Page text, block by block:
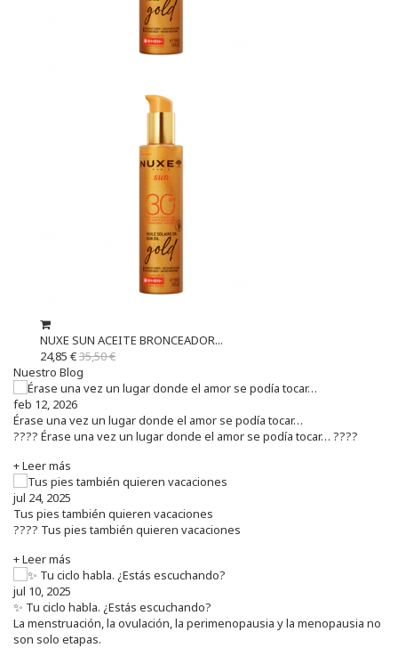
NUXE SUN ACEITE BRONCEADOR...
24,85 €35,50 €
Nuestro Blog
feb 12, 2026
Érase una vez un lugar donde el amor se podía tocar…
???? Érase una vez un lugar donde el amor se podía tocar… ????
+ Leer más
jul 24, 2025
Tus pies también quieren vacaciones
???? Tus pies también quieren vacaciones
+ Leer más
jul 10, 2025
✨ Tu ciclo habla. ¿Estás escuchando?
La menstruación, la ovulación, la perimenopausia y la menopausia no
son solo etapas.